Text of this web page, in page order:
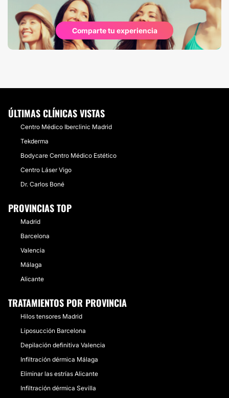
Comparte tu experiencia
ÚLTIMAS CLÍNICAS VISTAS
Centro Médico Iberclinic Madrid
Tekderma
Bodycare Centro Médico Estético
Centro Láser Vigo
Dr. Carlos Boné
PROVINCIAS TOP
Madrid
Barcelona
Valencia
Málaga
Alicante
TRATAMIENTOS POR PROVINCIA
Hilos tensores Madrid
Liposucción Barcelona
Depilación definitiva Valencia
Infiltración dérmica Málaga
Eliminar las estrías Alicante
Infiltración dérmica Sevilla